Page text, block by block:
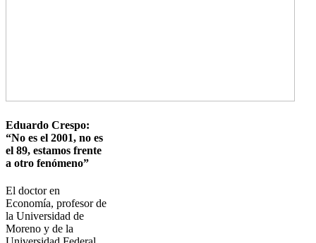
Eduardo Crespo:
“No es el 2001, no es
el 89, estamos frente
a otro fenómeno”
El doctor en
Economía, profesor de
la Universidad de
Moreno y de la